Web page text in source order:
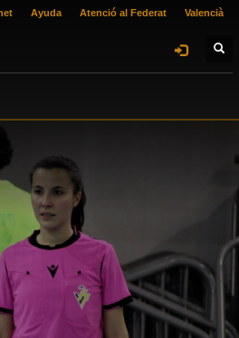
Ayuda Atenció al Federat Valencià